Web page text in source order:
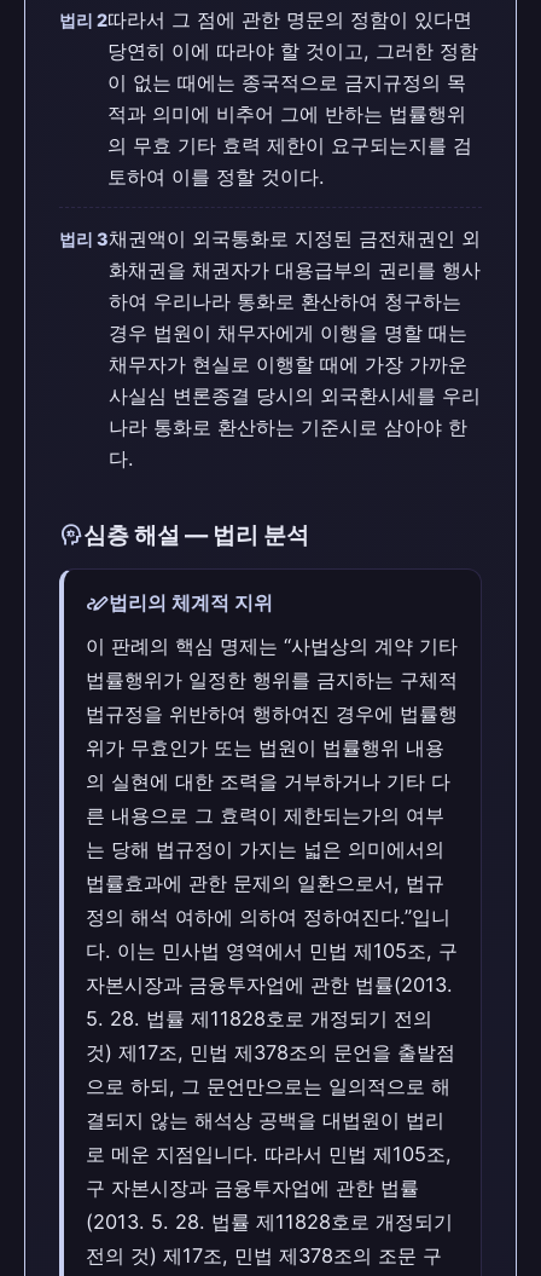
법리 2따라서 그 점에 관한 명문의 정함이 있다면
당연히 이에 따라야 할 것이고, 그러한 정함
이 없는 때에는 종국적으로 금지규정의 목
적과 의미에 비추어 그에 반하는 법률행위
의 무효 기타 효력 제한이 요구되는지를 검
토하여 이를 정할 것이다.
법리 3채권액이 외국통화로 지정된 금전채권인 외
화채권을 채권자가 대용급부의 권리를 행사
하여 우리나라 통화로 환산하여 청구하는
경우 법원이 채무자에게 이행을 명할 때는
채무자가 현실로 이행할 때에 가장 가까운
사실심 변론종결 당시의 외국환시세를 우리
나라 통화로 환산하는 기준시로 삼아야 한
다.
psychology심층 해설 — 법리 분석
stylus_note법리의 체계적 지위
이 판례의 핵심 명제는 “사법상의 계약 기타
법률행위가 일정한 행위를 금지하는 구체적
법규정을 위반하여 행하여진 경우에 법률행
위가 무효인가 또는 법원이 법률행위 내용
의 실현에 대한 조력을 거부하거나 기타 다
른 내용으로 그 효력이 제한되는가의 여부
는 당해 법규정이 가지는 넓은 의미에서의
법률효과에 관한 문제의 일환으로서, 법규
정의 해석 여하에 의하여 정하여진다.”입니
다. 이는 민사법 영역에서 민법 제105조, 구
자본시장과 금융투자업에 관한 법률(2013.
5. 28. 법률 제11828호로 개정되기 전의
것) 제17조, 민법 제378조의 문언을 출발점
으로 하되, 그 문언만으로는 일의적으로 해
결되지 않는 해석상 공백을 대법원이 법리
로 메운 지점입니다. 따라서 민법 제105조,
구 자본시장과 금융투자업에 관한 법률
(2013. 5. 28. 법률 제11828호로 개정되기
전의 것) 제17조, 민법 제378조의 조문 구